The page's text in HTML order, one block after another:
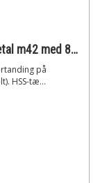
Diesella Hulsav ø16 mm (5/8) hss bi-metal m42 med 8% cobolt"
på
HSS-tæ...